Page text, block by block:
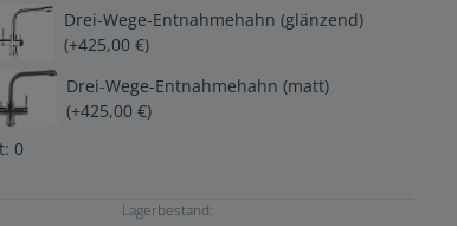
Drei-Wege-Entnahmehahn (glänzend)
(+425,00 €)
Drei-Wege-Entnahmehahn (matt)
(+425,00 €)
0
Lagerbestand: